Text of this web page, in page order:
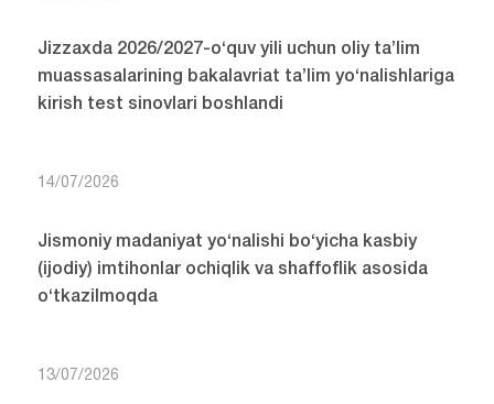
Jizzaxda 2026/2027-o‘quv yili uchun oliy ta’lim
muassasalarining bakalavriat ta’lim yo‘nalishlariga
kirish test sinovlari boshlandi
14/07/2026
Jismoniy madaniyat yo‘nalishi bo‘yicha kasbiy
(ijodiy) imtihonlar ochiqlik va shaffoflik asosida
o‘tkazilmoqda
13/07/2026